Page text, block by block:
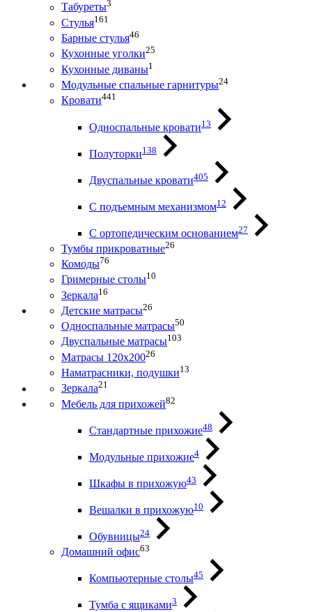
Табуреты3
Стулья161
Барные стулья46
Кухонные уголки25
Кухонные диваны1
Модульные спальные гарнитуры24
Кровати441
Односпальные кровати13
Полуторки138
Двуспальные кровати405
С подъемным механизмом12
С ортопедическим основанием27
Тумбы прикроватные26
Комоды76
Гримерные столы10
Зеркала16
Детские матрасы26
Односпальные матрасы50
Двуспальные матрасы103
Матрасы 120х20026
Наматрасники, подушки13
Зеркала21
Мебель для прихожей82
Стандартные прихожие48
Модульные прихожие4
Шкафы в прихожую43
Вешалки в прихожую10
Обувницы24
Домашний офис63
Компьютерные столы45
Тумба с ящиками3